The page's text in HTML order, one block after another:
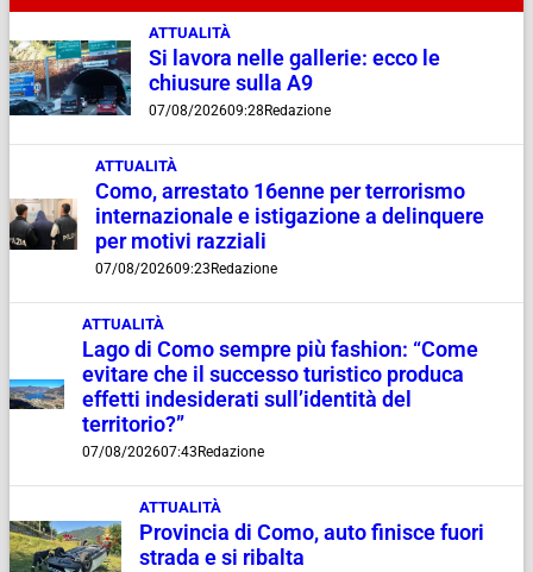
ATTUALITÀ
Si lavora nelle gallerie: ecco le
chiusure sulla A9
07/08/202609:28 Redazione
ATTUALITÀ
Como, arrestato 16enne per terrorismo
internazionale e istigazione a delinquere
per motivi razziali
07/08/202609:23 Redazione
ATTUALITÀ
Lago di Como sempre più fashion: “Come
evitare che il successo turistico produca
effetti indesiderati sull’identità del
territorio?”
07/08/202607:43 Redazione
ATTUALITÀ
Provincia di Como, auto finisce fuori
strada e si ribalta